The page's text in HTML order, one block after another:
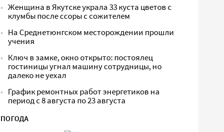
Женщина в Якутске украла 33 куста цветов с
клумбы после ссоры с сожителем
На Среднетюнгском месторождении прошли
учения
Ключ в замке, окно открыто: постоялец
гостиницы угнал машину сотрудницы, но
далеко не уехал
График ремонтных работ энергетиков на
период с 8 августа по 23 августа
ПОГОДА